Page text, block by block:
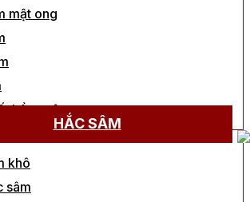
mật ong
hồng sâm
HẮC SÂM
khô
sâm